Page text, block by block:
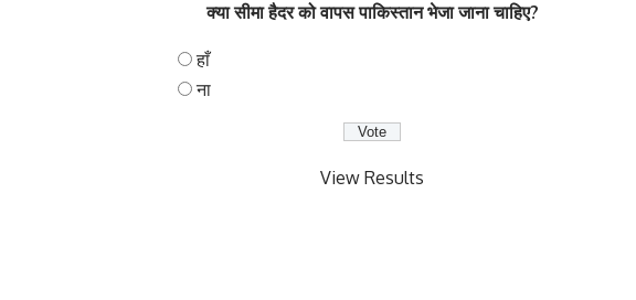
क्या सीमा हैदर को वापस पाकिस्तान भेजा जाना चाहिए?
हाँ
ना
View Results